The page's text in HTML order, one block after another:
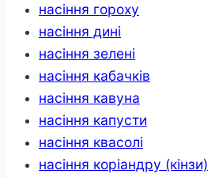
насіння гороху
насіння дині
насіння зелені
насіння кабачків
насіння кавуна
насіння капусти
насіння квасолі
насіння коріандру (кінзи)